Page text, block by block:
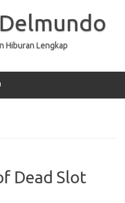
Hiburan Lengkap
Dead Slot